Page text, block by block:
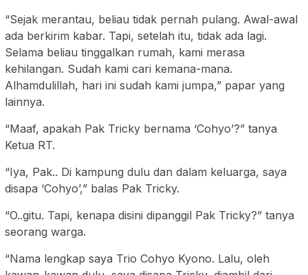
“Sejak merantau, beliau tidak pernah pulang. Awal-awal
ada berkirim kabar. Tapi, setelah itu, tidak ada lagi.
Selama beliau tinggalkan rumah, kami merasa
kehilangan. Sudah kami cari kemana-mana.
Alhamdulillah, hari ini sudah kami jumpa,” papar yang
lainnya.
“Maaf, apakah Pak Tricky bernama ‘Cohyo’?” tanya
Ketua RT.
“Iya, Pak.. Di kampung dulu dan dalam keluarga, saya
disapa ‘Cohyo’,” balas Pak Tricky.
“O..gitu. Tapi, kenapa disini dipanggil Pak Tricky?” tanya
seorang warga.
“Nama lengkap saya Trio Cohyo Kyono. Lalu, oleh